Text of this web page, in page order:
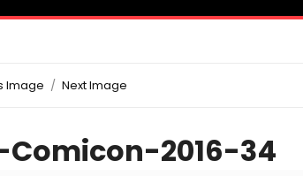
Image Next Image
2016-34